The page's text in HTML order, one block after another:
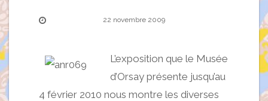
22 novembre 2009
L’exposition que le Musée
d’Orsay présente jusqu’au
4 février 2010 nous montre les diverses